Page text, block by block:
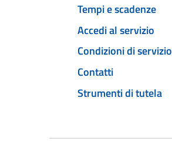
Tempi e scadenze
Accedi al servizio
Condizioni di servizio
Contatti
Strumenti di tutela